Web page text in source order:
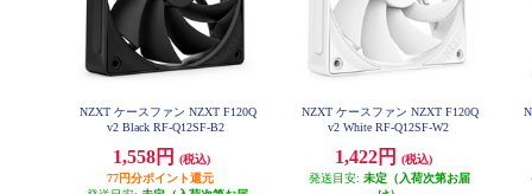
NZXT ケースファン NZXT F120Q
v2 Black RF-Q12SF-B2
1,558円
(税込)
77円分ポイント還元
NZXT ケースファン NZXT F120Q
v2 White RF-Q12SF-W2
1,422円
(税込)
発送目安: 未定（入荷次第お届